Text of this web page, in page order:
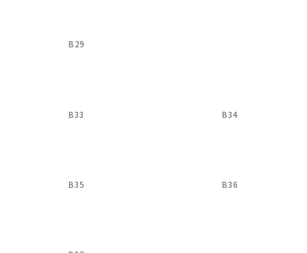
B29
B33 B34
B35 B36